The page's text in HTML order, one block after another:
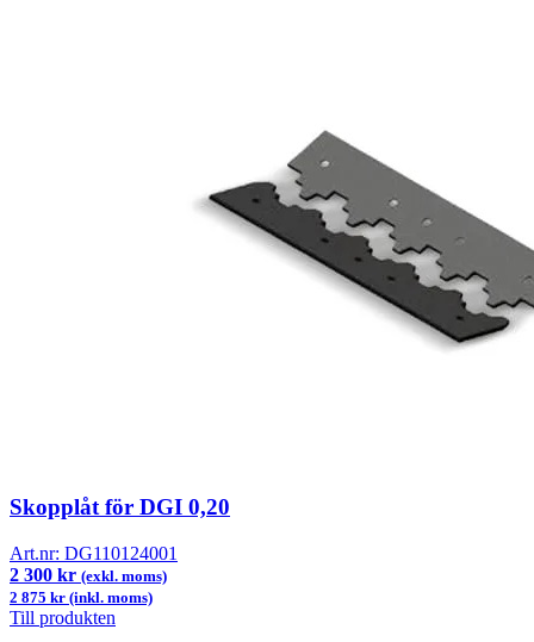
Skopplåt för DGI 0,20
Art.nr: DG110124001
2 300 kr (exkl. moms)
2 875 kr (inkl. moms)
Till produkten